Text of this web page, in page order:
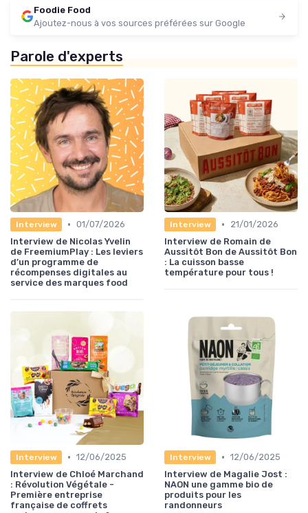
Foodie Food
Ajoutez-nous à vos sources préférées sur Google
Parole d'experts
Interview • 01/07/2026
Interview de Nicolas Yvelin
de FreemiumPlay : Les leviers
d’un programme de
récompenses digitales au
service des marques food
Interview •
21/01/2026
Interview de Romain de
Aussitôt Bon de Aussitôt Bon
: La cuisson basse
température pour tous !
Interview • 12/06/2025
Interview de Chloé Marchand
: Révolution Végétale -
Première entreprise
française de coffrets
Interview • 12/06/2025
Interview de Magalie Jost :
NAON une gamme bio de
produits pour les
randonneurs